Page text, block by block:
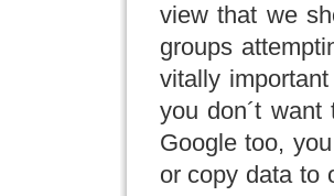
view that we
groups
vitally
you don´t
Google too,
or copy data to